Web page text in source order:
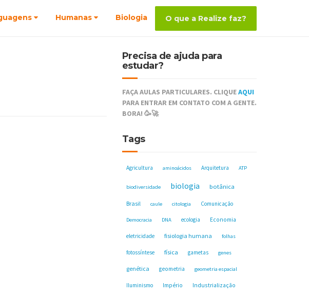
Humanas Biologia O que a Realize faz?
Precisa de ajuda para
estudar?
FAÇA AULAS PARTICULARES. CLIQUEAQUI
PARA ENTRAR EM CONTATO COM A GENTE.
BORA! 🥳🚀
Tags
Agricultura aminoácidos Arquitetura ATP
biodiversidade biologia botânica
Brasil caule citologia Comunicação
Democracia DNA ecologia Economia
eletricidade fisiologia humana folhas
fotossíntese física gametas genes
genética geometria geometria espacial
Iluminismo Império Industrialização